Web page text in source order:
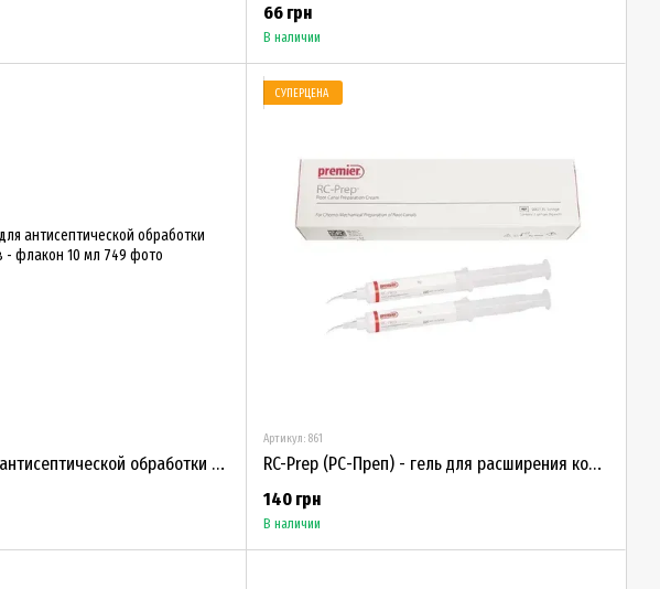
66 грн
В наличии
Крезолат - для антисептической обработки каналов - флакон 10 мл
СУПЕРЦЕНА
Артикул: 861
RC-Prep (РС-Преп) - гель для расширения корневых каналов
140 грн
В наличии